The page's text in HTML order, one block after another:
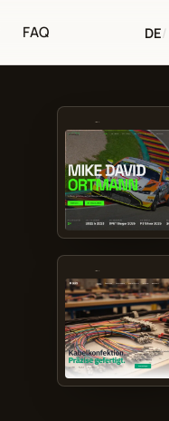
FAQ DE/